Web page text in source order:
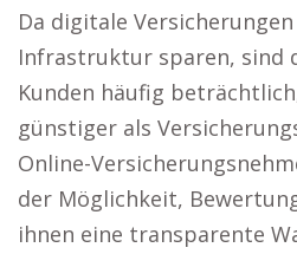
Da digitale
Infrastruktur sparen, sind
Kunden häufig
günstiger als
Online-
der Möglichkeit,
ihnen eine transparente